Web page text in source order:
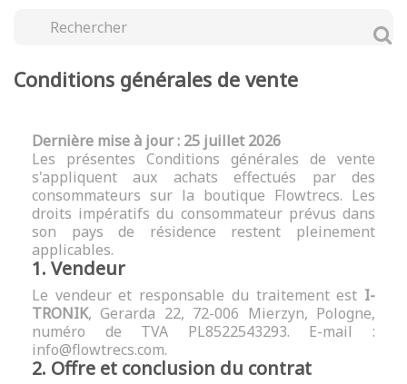
Conditions générales de vente
Dernière mise à jour : 25 juillet 2026
Les présentes Conditions générales de vente
s'appliquent aux achats effectués par des
consommateurs sur la boutique Flowtrecs. Les
droits impératifs du consommateur prévus dans
son pays de résidence restent pleinement
applicables.
1. Vendeur
Le vendeur et responsable du traitement est I-
TRONIK, Gerarda 22, 72-006 Mierzyn, Pologne,
numéro de TVA PL8522543293. E-mail :
info@flowtrecs.com.
2. Offre et conclusion du contrat